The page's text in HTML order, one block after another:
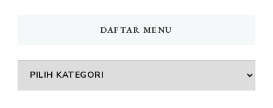
DAFTAR MENU
DAFTAR
MENU